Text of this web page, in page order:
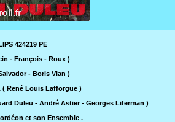
424219 PE
- François - Roux )
- Boris Vian )
( René Louis Lafforgue )
Duleu - André Astier - Georges Liferman )
et son Ensemble .